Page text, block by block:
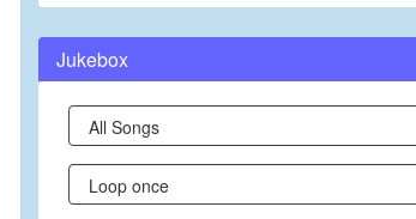
Jukebox